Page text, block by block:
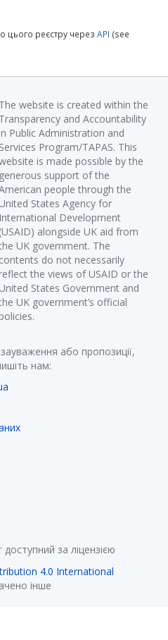
цього реєстру через API (see
The website is created within the
Transparency and Accountability
Public Administration and
Services Program/TAPAS. This
is made possible by the
generous support of the
people through the
States Agency for
International Development
(USAID) alongside UK aid from
UK government. The
contents do not necessarily
the views of USAID or the
States Government and
UK government’s official
або пропозиції,
нам:
за ліцензією
4.0 International
інше